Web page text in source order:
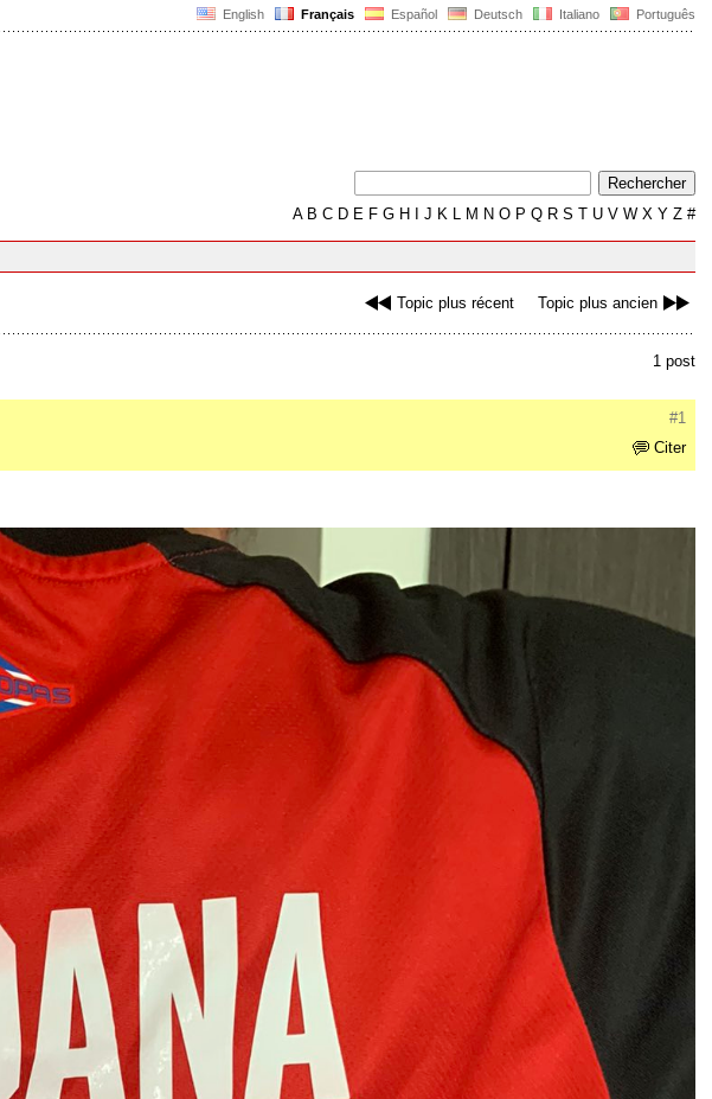
English Français Español Deutsch Italiano Português
AB C D E F G H J K L M N O P Q R S T U V W X Y Z #
Topic plus récent Topic plus ancien
1 post
#1
Citer